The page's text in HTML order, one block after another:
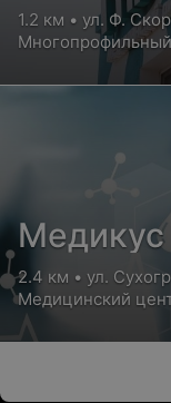
1.2 км • ул. Ф.
Медикус
2.4 км • ул.
Медицинский